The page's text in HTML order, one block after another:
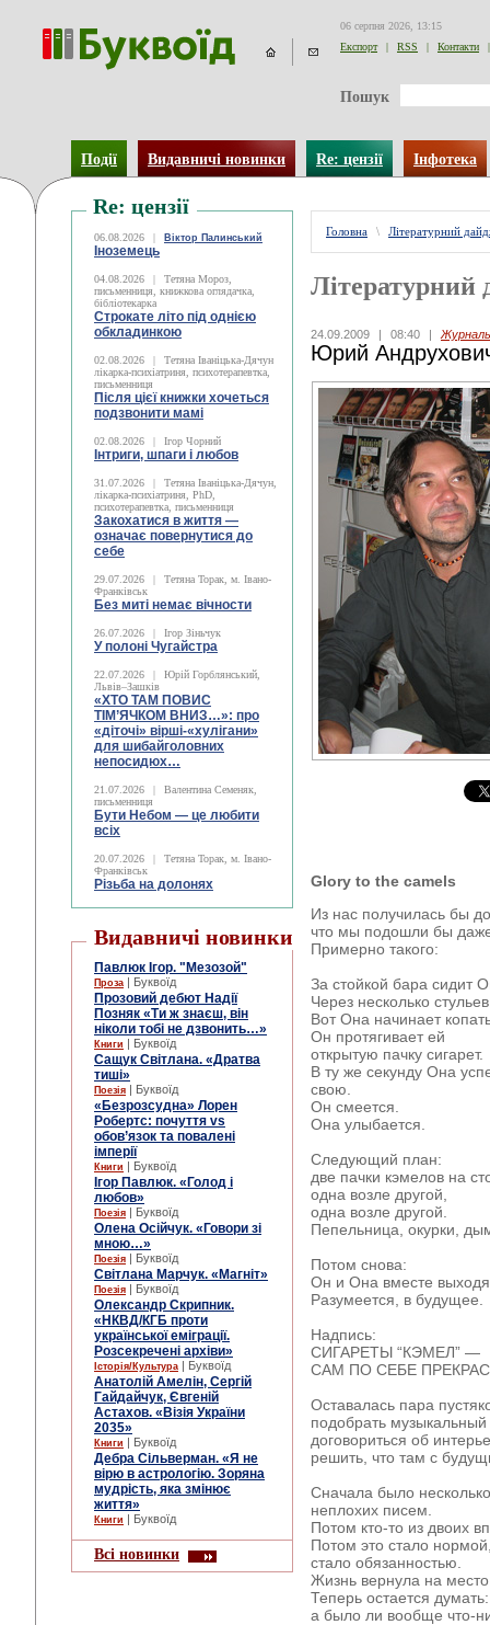
06 серпня 2026, 13:15
Експорт
| RSS | Контакти |
Пошук
Події Видавничі новинки Re: цензії Інфотека
Re: цензії
06.08.2026 | Віктор Палинський
Іноземець
04.08.2026 |
Тетяна Мороз,
письменниця, книжкова оглядачка,
бібліотекарка
Строкате літо під однією
обкладинкою
02.08.2026 |
Тетяна Іваніцька-Дячун
лікарка-психіатриня, психотерапевтка,
письменниця
Після цієї книжки хочеться
подзвонити мамі
02.08.2026 | Ігор Чорний
Інтриги, шпаги і любов
31.07.2026 |
Тетяна Іваніцька-Дячун,
лікарка-психіатриня, PhD,
психотерапевтка, письменниця
Закохатися в життя —
означає повернутися до
себе
29.07.2026 |
Тетяна Торак, м. Івано-
Франківськ
Без миті немає вічности
26.07.2026 | Ігор Зіньчук
У полоні Чугайстра
22.07.2026 |
Юрій Горблянський,
Львів–Зашків
«ХТО ТАМ ПОВИС
ТІМ’ЯЧКОМ ВНИЗ…»: про
«діточі» вірші-«хулігани»
для шибайголовних
непосидюх…
21.07.2026 |
Валентина Семеняк,
письменниця
Бути Небом ― це любити
всіх
20.07.2026 |
Тетяна Торак, м. Івано-
Франківськ
Різьба на долонях
Видавничі новинки
Павлюк Ігор. "Мезозой"
Проза | Буквоїд
Прозовий дебют Надії
Позняк «Ти ж знаєш, він
ніколи тобі не дзвонить…»
Книги | Буквоїд
Сащук Світлана. «Дратва
тиші»
Поезія | Буквоїд
«Безрозсудна» Лорен
Робертс: почуття vs
обов’язок та повалені
імперії
Книги | Буквоїд
Ігор Павлюк. «Голод і
любов»
Поезія | Буквоїд
Олена Осійчук. «Говори зі
мною…»
Поезія | Буквоїд
Світлана Марчук. «Магніт»
Поезія | Буквоїд
Олександр Скрипник.
«НКВД/КГБ проти
української еміграції.
Розсекречені архіви»
Історія/Культура | Буквоїд
Анатолій Амелін, Сергій
Гайдайчук, Євгеній
Астахов. «Візія України
2035»
Книги | Буквоїд
Дебра Сільверман. «Я не
вірю в астрологію. Зоряна
мудрість, яка змінює
життя»
Книги | Буквоїд
Всі новинки
Головна \ Літературний
Літературний
24.09.2009 | 08:40 |
Юрий
Glory to the camels
Из нас получилась бы
что мы подошли бы
Примерно такого:
За стойкой бара сидит
Через несколько
Вот Она начинает
Он протягивает ей
открытую пачку сигарет.
В ту же секунду Она
свою.
Он смеется.
Она улыбается.
Следующий план:
две пачки кэмелов на
одна возле другой,
одна возле другой.
Пепельница, окурки,
Потом снова:
Он и Она вместе
Разумеется, в будущее.
Надпись:
СИГАРЕТЫ “КЭМЕЛ” —
САМ ПО СЕБЕ
Оставалась пара
подобрать
договориться об
решить, что там с
Сначала было несколько
неплохих писем.
Потом кто-то из двоих
Потом это стало
стало обязанностью.
Жизнь вернула на место
Теперь остается думать:
а было ли вообще что-